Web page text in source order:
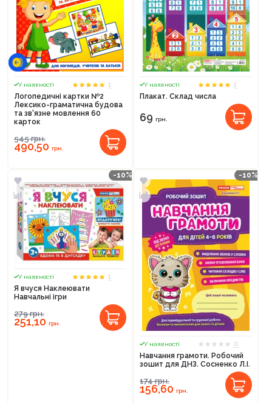
У наявності
1
Логопедичні картки №2
Лексико-граматична будова
та зв'язне мовлення 60
карток
545грн.
490,50 грн.
У наявності
1
Плакат. Склад числа
69 грн.
-10%
У наявності
1
Я вчуся Наклеювати
Навчальні ігри
279грн.
251,10 грн.
-10%
У наявності
0
Навчання грамоти. Робочий
зошит для ДНЗ. Сосненко Л.І.
174грн.
156,60 грн.
Продовжити покупки
Оформити замовлення